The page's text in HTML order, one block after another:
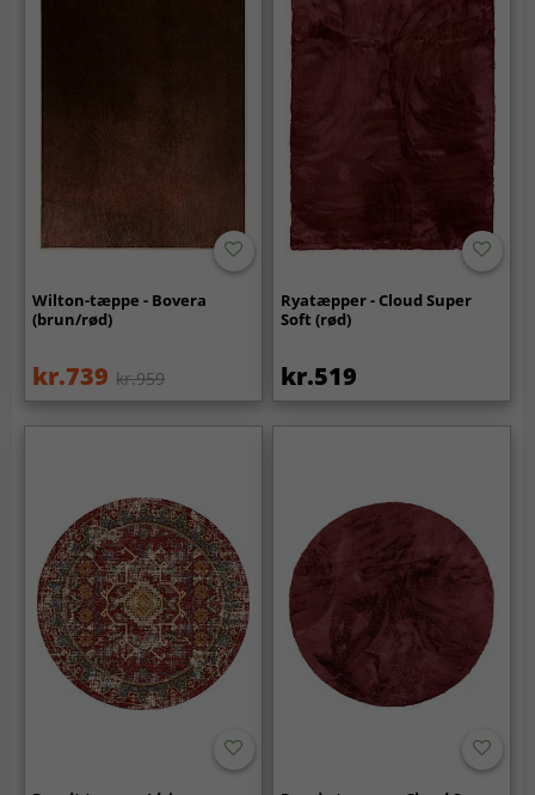
Wilton-tæppe - Bovera
(brun/rød)
kr.739 kr.959
Ryatæpper - Cloud Super
Soft (rød)
kr.519